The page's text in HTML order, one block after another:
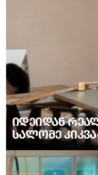
ᲘᲓᲔᲘᲓᲐᲜ
ᲡᲐᲚᲝᲛᲔ